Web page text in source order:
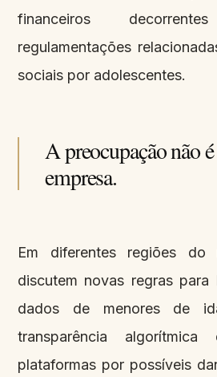
financeiros
regulamentações
sociais por adolescentes.
A preocupação não
empresa.
Em diferentes regiões do
discutem novas regras
dados de menores de
transparência algorítmica
plataformas por possíveis